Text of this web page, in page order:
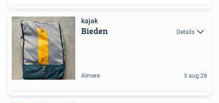
kajak
Bieden Details
Almere 3 aug 26